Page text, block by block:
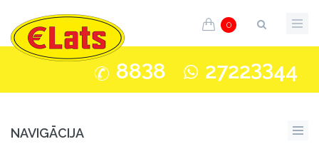
0
8838 27223344
NAVIGĀCIJA